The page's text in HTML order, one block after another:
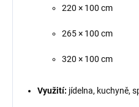
220 × 100 cm
265 × 100 cm
320 × 100 cm
Využití: jídelna, kuchyně,